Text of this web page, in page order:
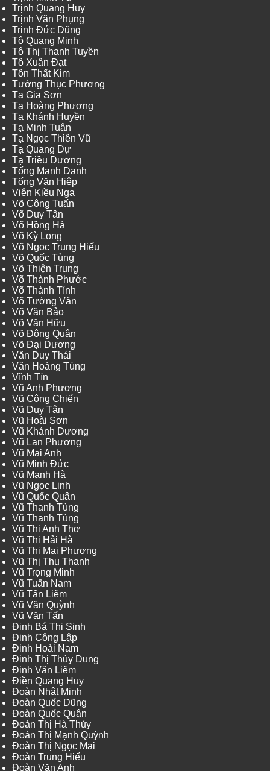
Trịnh Quang Huy
Trịnh Văn Phụng
Trịnh Đức Dũng
Tô Quang Minh
Tô Thị Thanh Tuyền
Tô Xuân Đạt
Tôn Thất Kim
Tường Thục Phương
Tạ Gia Sơn
Tạ Hoàng Phương
Tạ Khánh Huyền
Tạ Minh Tuân
Tạ Ngọc Thiên Vũ
Tạ Quang Dự
Tạ Triều Dương
Tống Mạnh Danh
Tống Văn Hiệp
Viên Kiều Nga
Võ Công Tuấn
Võ Duy Tân
Võ Hồng Hà
Võ Kỳ Long
Võ Ngọc Trung Hiếu
Võ Quốc Tùng
Võ Thiện Trung
Võ Thành Phước
Võ Thành Tính
Võ Tường Vân
Võ Văn Bảo
Võ Văn Hữu
Võ Đông Quân
Võ Đại Dương
Văn Duy Thái
Văn Hoàng Tùng
Vĩnh Tín
Vũ Anh Phương
Vũ Công Chiến
Vũ Duy Tân
Vũ Hoài Sơn
Vũ Khánh Dương
Vũ Lan Phương
Vũ Mai Anh
Vũ Minh Đức
Vũ Mạnh Hà
Vũ Ngọc Linh
Vũ Quốc Quân
Vũ Thanh Tùng
Vũ Thanh Tùng
Vũ Thị Anh Thơ
Vũ Thị Hải Hà
Vũ Thị Mai Phương
Vũ Thị Thu Thanh
Vũ Trọng Minh
Vũ Tuấn Nam
Vũ Tấn Liêm
Vũ Văn Quỳnh
Vũ Văn Tấn
Đinh Bá Thi Sinh
Đinh Công Lập
Đinh Hoài Nam
Đinh Thị Thùy Dung
Đinh Văn Liêm
Điền Quang Huy
Đoàn Nhật Minh
Đoàn Quốc Dũng
Đoàn Quốc Quân
Đoàn Thị Hà Thủy
Đoàn Thị Mạnh Quỳnh
Đoàn Thị Ngọc Mai
Đoàn Trung Hiếu
Đoàn Văn Anh